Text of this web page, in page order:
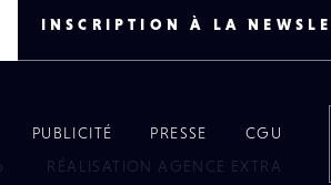
INSCRIPTION À LA
PUBLICITÉ PRESSE
CGU
RÉALISATION AGENCE EXTRA